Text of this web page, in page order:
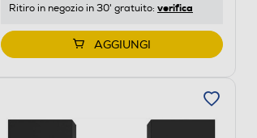
Ritiro in negozio in 30' gratuito: verifica
AGGIUNGI